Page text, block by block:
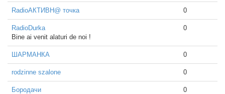
RadioАКТИВН@ точка 0
RadioDurka
Bine ai venit alaturi de noi !
0
ШАРМАНКА 0
rodzinne szalone 0
Бородачи 0